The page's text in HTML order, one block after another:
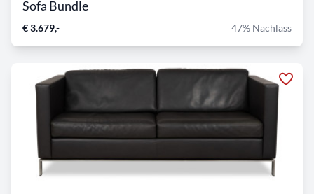
Sofa Bundle
€ 3.679,- 47% Nachlass